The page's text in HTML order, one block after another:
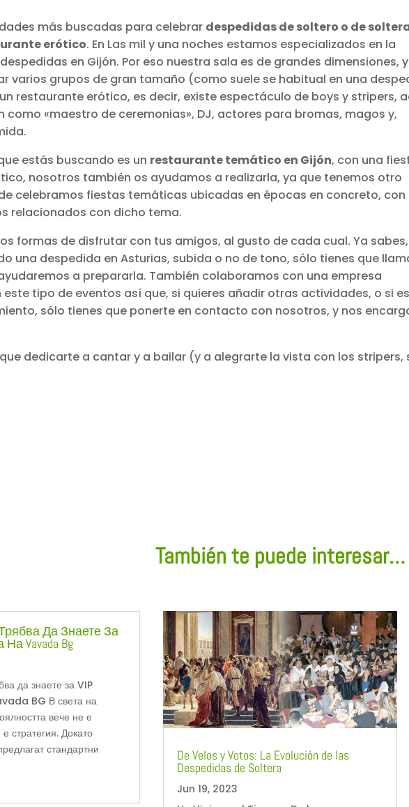
más buscadas para celebrar despedidas de soltero o de
erótico. En Las mil y una noches estamos especializados en la
en Gijón. Por eso nuestra sala es de grandes dimensiones,
varios grupos de gran tamaño (como suele se habitual en una
restaurante erótico, es decir, existe espectáculo de boys y stripers,
como «maestro de ceremonias», DJ, actores para bromas, magos y,
estás buscando es un restaurante temático en Gijón, con una
nosotros también os ayudamos a realizarla, ya que tenemos otro
celebramos fiestas temáticas ubicadas en épocas en concreto, con
relacionados con dicho tema.
formas de disfrutar con tus amigos, al gusto de cada cual. Ya
una despedida en Asturias, subida o no de tono, sólo tienes que
a prepararla. También colaboramos con una empresa
este tipo de eventos así que, si quieres añadir otras actividades, o si
sólo tienes que ponerte en contacto con nosotros, y nos
dedicarte a cantar y a bailar (y a alegrarte la vista con los stripers,
También te puede interesar…
Да Знаете За
Vavada Bg
да знаете за VIP
BG В света на
вече не е
стратегия. Докато
стандартни
De Velos y Votos: La Evolución de las
Despedidas de Soltera
Jun 19, 2023